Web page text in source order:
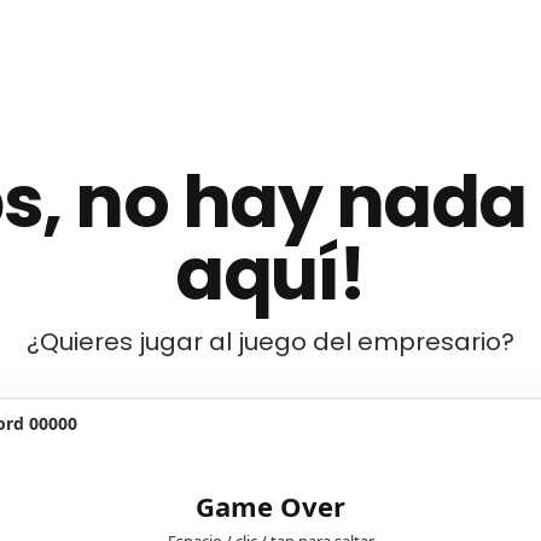
no hay
aquí!
¿Quieres jugar al juego del empresario?